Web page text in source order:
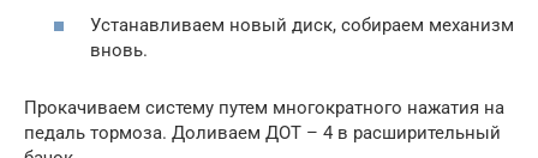
Устанавливаем новый диск, собираем механизм
вновь.
Прокачиваем систему путем многократного нажатия на
педаль тормоза. Доливаем ДОТ – 4 в расширительный